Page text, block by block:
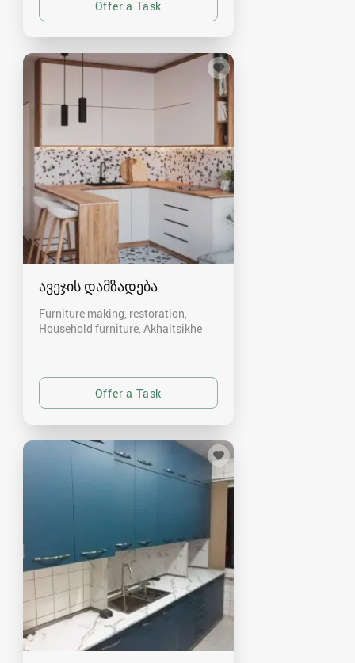
ავეჯის დამზადება
Furniture making, restoration,
Household furniture Akhaltsikhe